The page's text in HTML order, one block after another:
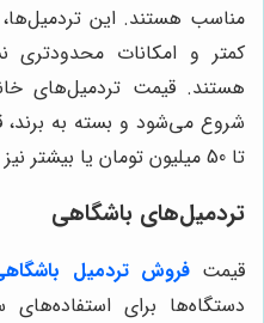
مناسب هستند. این تردمیل‌ها،
کمتر و امکانات
شروع می‌شود و بسته به برند،
تا 50 میلیون تومان یا بیشتر نیز می‌رسد.
تردمیل‌های باشگاهی
قیمتفروش تردمیل
دستگاه‌ها برای